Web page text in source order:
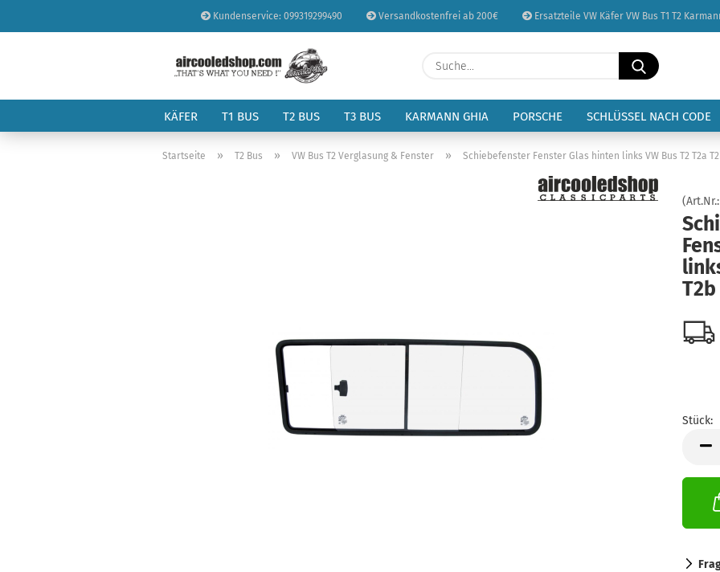
Kundenservice: 099319299490 Versandkostenfrei ab 200€ Ersatzteile VW Käfer VW Bus T1 T2
Sprache auswählen
Lieferland
Passwort
Konto erstellen
Passwort
Suche...
KÄFER T1 BUS T2 BUS T3 BUS KARMANN GHIA PORSCHE SCHLÜSSEL NACH CODE
Startseite » T2 Bus » VW Bus T2 Verglasung & Fenster » Schiebefenster Fenster Glas hinten links VW Bus T2 T2a
(Art.Nr.:
Stück:
Stück